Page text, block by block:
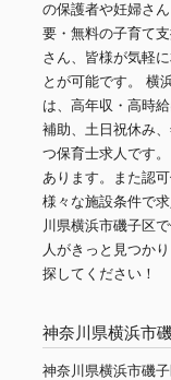
の保護者や妊婦さ
要・無料の子育て
さん、皆様が気軽
とが可能です。 横
は、高年収・高時
補助、土日祝休み
つ保育士求人です
あります。また認
様々な施設条件で
川県横浜市磯子区
人がきっと見つか
探してください！
神奈川県横浜市
神奈川県横浜市磯